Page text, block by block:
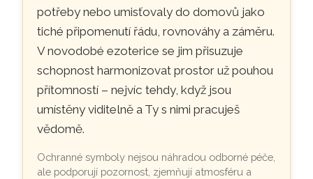
potřeby nebo umisťovaly do domovů jako
tiché připomenutí řádu, rovnováhy a záměru.
V novodobé ezoterice se jim přisuzuje
schopnost harmonizovat prostor už pouhou
přítomností – nejvíc tehdy, když jsou
umístěny viditelně a Ty s nimi pracuješ
vědomě.
Ochranné symboly nejsou náhradou odborné péče,
ale podporují pozornost, zjemňují atmosféru a